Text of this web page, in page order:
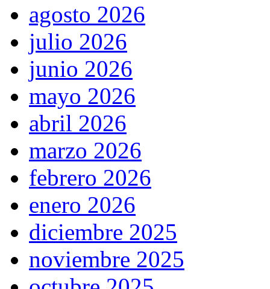
agosto 2026
julio 2026
junio 2026
mayo 2026
abril 2026
marzo 2026
febrero 2026
enero 2026
diciembre 2025
noviembre 2025